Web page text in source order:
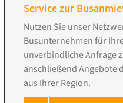
Service zur
Nutzen Sie unser
Busunternehmen für
unverbindliche Anfrage
anschließend Angebote
aus Ihrer Region.